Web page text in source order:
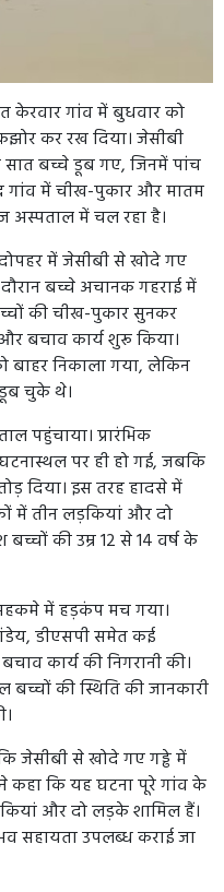
केरवार गांव में बुधवार को
कर रख दिया। जेसीबी
बच्चे डूब गए, जिनमें पांच
गांव में चीख-पुकार और मातम
अस्पताल में चल रहा है।
में जेसीबी से खोदे गए
बच्चे अचानक गहराई में
की चीख-पुकार सुनकर
बचाव कार्य शुरू किया।
बाहर निकाला गया, लेकिन
चुके थे।
पहुंचाया। प्रारंभिक
पर ही हो गई, जबकि
दिया। इस तरह हादसे में
में तीन लड़कियां और दो
की उम्र 12 से 14 वर्ष के
में हड़कंप मच गया।
डीएसपी समेत कई
कार्य की निगरानी की।
की स्थिति की जानकारी
जेसीबी से खोदे गए गड्ढे में
कहा कि यह घटना पूरे गांव के
और दो लड़के शामिल हैं।
सहायता उपलब्ध कराई जा